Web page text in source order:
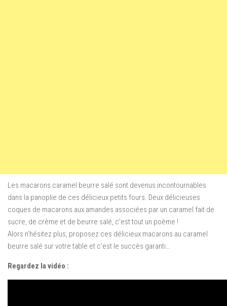
Les macarons caramel beurre salé sont devenus incontournables
dans la panoplie de ces délicieux petits fours. Deux délicieuses
coques de macarons aux amandes associées par un caramel fait de
sucre, de crème et de beurre salé, c’est tout un poème !
Alors n’hésitez plus, proposez ces délicieux macarons au caramel
beurre salé sur votre table et c’est le succès garanti…
Regardez la vidéo :